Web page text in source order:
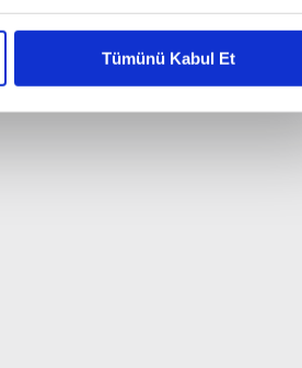
maliyetlerimizi karşılamak
Tümünü Kabul Et